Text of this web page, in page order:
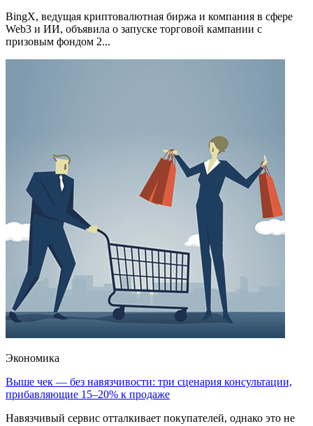
BingX, ведущая криптовалютная биржа и компания в сфере
Web3 и ИИ, объявила о запуске торговой кампании с
призовым фондом 2...
Экономика
Выше чек — без навязчивости: три сценария консультации,
прибавляющие 15–20% к продаже
Навязчивый сервис отталкивает покупателей, однако это не